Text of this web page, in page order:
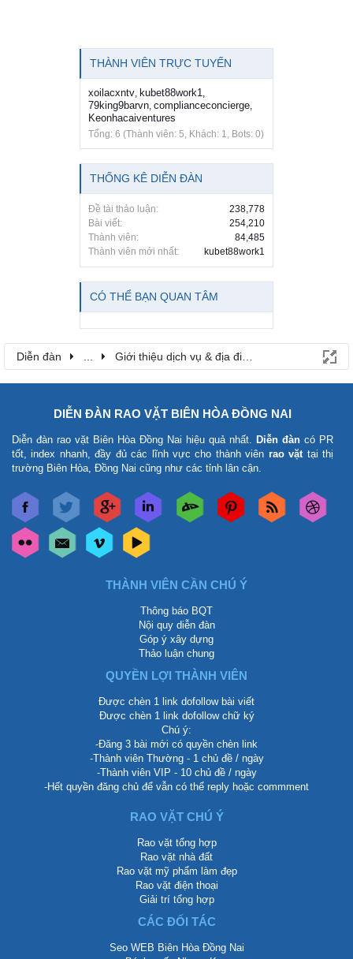
THÀNH VIÊN TRỰC TUYẾN
xoilacxntv kubet88work1
79king9barvn complianceconcierge
Keonhacaiventures
Tổng: 6 (Thành viên: 5, Khách: 1, Bots: 0)
THỐNG KÊ DIỄN ĐÀN
Đề tài thảo luận:
238,778
Bài viết:
254,210
Thành viên:
84,485
Thành viên mới nhất:
kubet88work1
CÓ THỂ BẠN QUAN TÂM
Diễn đàn Giới thiệu dịch vụ & địa điểm
DIỄN ĐÀN RAO VẶT BIÊN HÒA ĐỒNG NAI
Diễn đàn rao vặt Biên Hòa Đồng Nai hiệu quả nhất. Diễn đàn có PR
tốt, index nhanh, đầy đủ các lĩnh vực cho thành viên rao vặt tại thị
trường Biên Hòa, Đồng Nai cũng như các tỉnh lân cận.
THÀNH VIÊN CẦN CHÚ Ý
Thông báo BQT
Nội quy diễn đàn
Góp ý xây dựng
Thảo luận chung
QUYỀN LỢI THÀNH VIÊN
Được chèn 1 link dofollow bài viết
Được chèn 1 link dofollow chữ ký
Chú ý:
-Đăng 3 bài mới có quyền chèn link
-Thành viên Thường - 1 chủ đề / ngày
-Thành viên VIP - 10 chủ đề / ngày
-Hết quyền đăng chủ để vẫn có thể reply hoặc commment
RAO VẶT CHÚ Ý
Rao vặt tổng hợp
Rao vặt nhà đất
Rao vặt mỹ phẩm làm đẹp
Rao vặt điện thoại
Giải trí tổng hợp
CÁC ĐỐI TÁC
Seo WEB Biên Hòa Đồng Nai